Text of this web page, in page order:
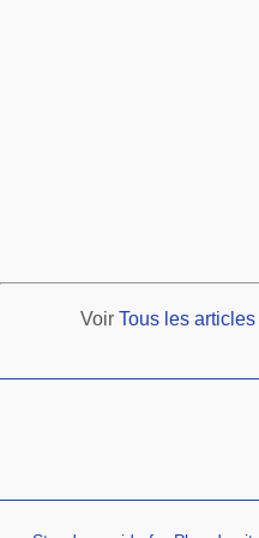
VoirTous les articles